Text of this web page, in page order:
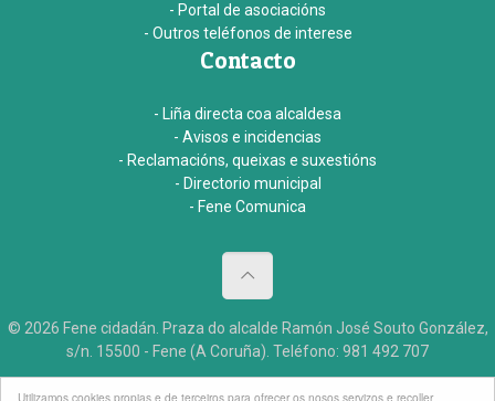
Utilizamos cookies propias e de terceiros para ofrecer os nosos servizos e recoller
- Portal de asociacións
- Outros teléfonos de interese
Contacto
- Liña directa coa alcaldesa
- Avisos e incidencias
- Reclamacións, queixas e suxestións
- Directorio municipal
- Fene Comunica
© 2026 Fene cidadán. Praza do alcalde Ramón José Souto González,
s/n. 15500 - Fene (A Coruña). Teléfono: 981 492 707